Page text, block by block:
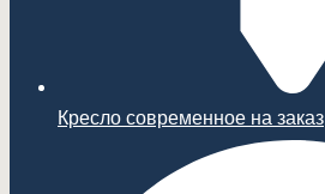
Кресло современное на заказ